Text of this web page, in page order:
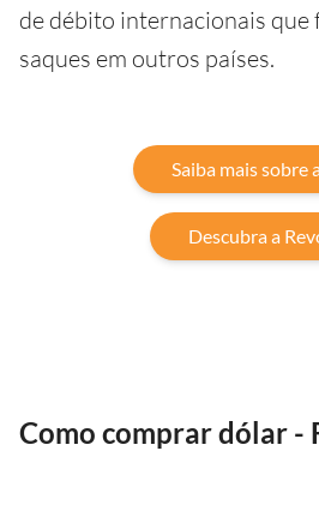
de débito internacionais que
saques em outros países.
Saiba mais sobre
Descubra a
Como comprar dólar -